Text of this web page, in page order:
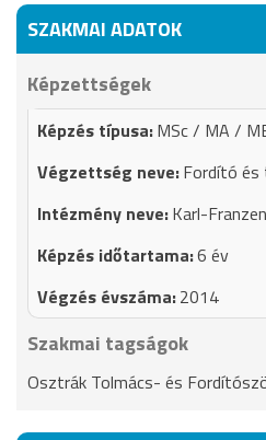
SZAKMAI ADATOK
Képzettségek
MSc / MA /
Fordító és
Karl-
6 év
2014
Szakmai tagságok
Osztrák Tolmács- és